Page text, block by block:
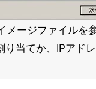
ージファイルを参
り当てか、IPアド